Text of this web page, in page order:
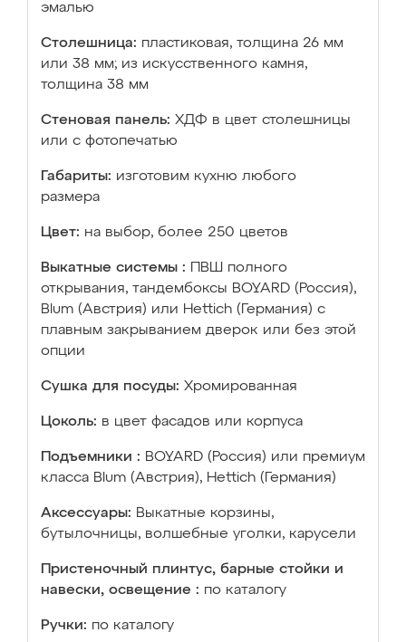
эмалью
Столешница: пластиковая, толщина 26 мм
или 38 мм; из искусственного камня,
толщина 38 мм
Стеновая панель: ХДФ в цвет столешницы
или с фотопечатью
Габариты: изготовим кухню любого
размера
Цвет: на выбор, более 250 цветов
Выкатные системы :
ПВШ полного
открывания, тандембоксы BOYARD (Россия),
Blum (Австрия) или Hettich (Германия) с
плавным закрыванием дверок или без этой
опции
Сушка для посуды: Хромированная
Цоколь: в цвет фасадов или корпуса
Подъемники : BOYARD (Россия) или премиум
класса Blum (Австрия), Hettich (Германия)
Аксессуары: Выкатные корзины,
бутылочницы, волшебные уголки, карусели
Пристеночный плинтус, барные стойки и
навески, освещение : по каталогу
Ручки: по каталогу